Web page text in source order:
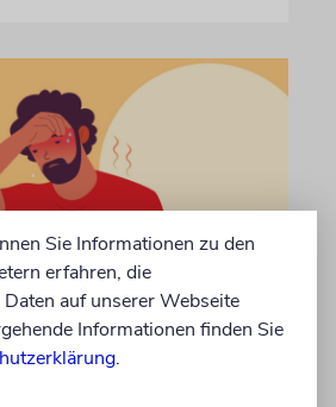
Sie Informationen zu den
erfahren, die
auf unserer Webseite
Informationen finden Sie
.